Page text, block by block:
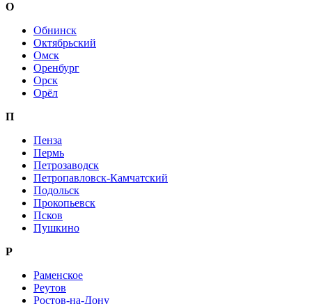
О
Обнинск
Октябрьский
Омск
Оренбург
Орск
Орёл
П
Пенза
Пермь
Петрозаводск
Петропавловск-Камчатский
Подольск
Прокопьевск
Псков
Пушкино
Р
Раменское
Реутов
Ростов-на-Дону